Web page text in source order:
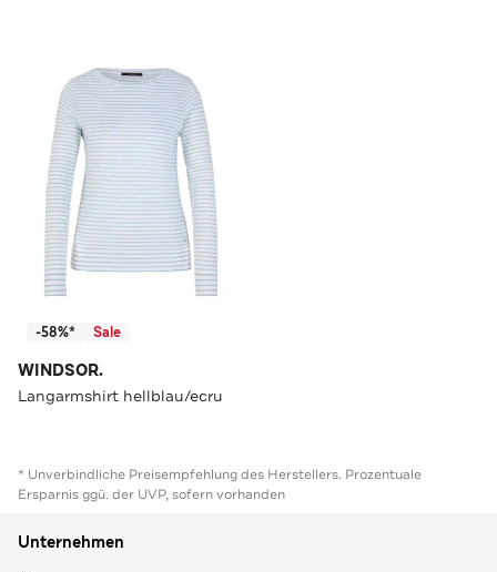
-58%* Sale
WINDSOR.
Langarmshirt hellblau/ecru
* Unverbindliche Preisempfehlung des Herstellers. Prozentuale
Ersparnis ggü. der UVP, sofern vorhanden
Unternehmen